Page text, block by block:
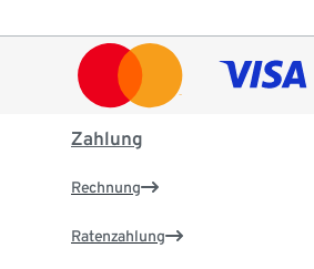
Zahlung
Rechnung
Ratenzahlung